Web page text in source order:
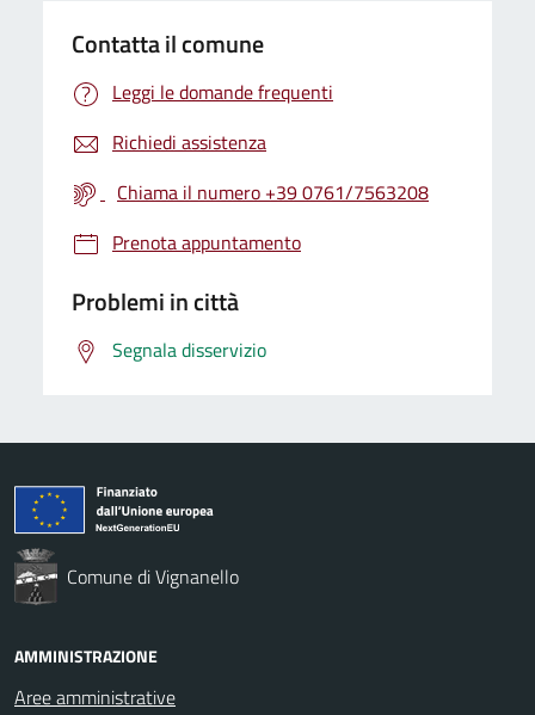
Contatta il comune
Leggi le domande frequenti
Richiedi assistenza
Chiama il numero +39 0761/7563208
Prenota appuntamento
Problemi in città
Segnala disservizio
Comune di Vignanello
AMMINISTRAZIONE
Aree amministrative